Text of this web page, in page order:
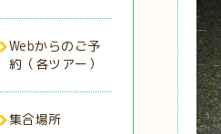
Webからのご予
約（各ツアー）
集合場所